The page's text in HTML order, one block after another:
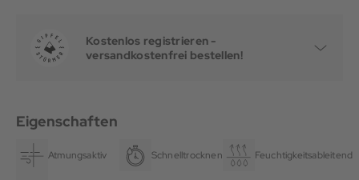
Kostenlos registrieren -
versandkostenfrei bestellen!
Eigenschaften
Atmungsaktiv Schnelltrocknend Feuchtigkeitsableitend